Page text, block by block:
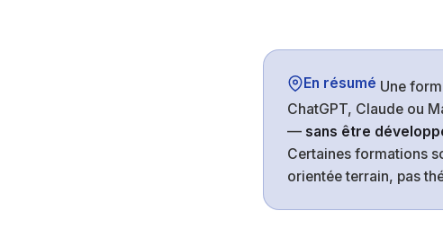
En résumé Une
ChatGPT, Claude ou
— sans être
Certaines formations
orientée terrain, pas